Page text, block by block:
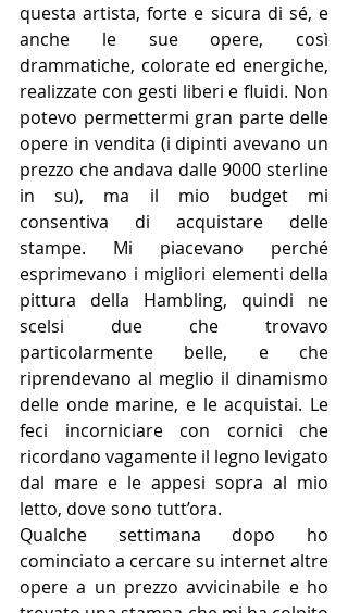
questa artista, forte e sicura di sé, e
anche le sue opere, così
drammatiche, colorate ed energiche,
realizzate con gesti liberi e fluidi. Non
potevo permettermi gran parte delle
opere in vendita (i dipinti avevano un
prezzo che andava dalle 9000 sterline
in su), ma il mio budget mi
consentiva di acquistare delle
stampe. Mi piacevano perché
esprimevano i migliori elementi della
pittura della Hambling, quindi ne
scelsi due che trovavo
particolarmente belle, e che
riprendevano al meglio il dinamismo
delle onde marine, e le acquistai. Le
feci incorniciare con cornici che
ricordano vagamente il legno levigato
dal mare e le appesi sopra al mio
letto, dove sono tutt’ora.
Qualche settimana dopo ho
cominciato a cercare su internet altre
opere a un prezzo avvicinabile e ho